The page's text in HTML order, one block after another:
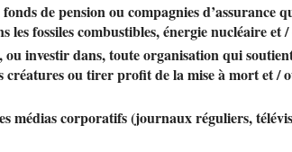
de pension ou compagnies d’assurance
les fossiles combustibles, énergie nucléaire et
ou investir dans, toute organisation qui
créatures ou tirer profit de la mise à mort et /
médias corporatifs (journaux réguliers,